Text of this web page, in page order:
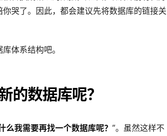
哭了。因此，都会建议先将数据库的链接关
体系结构吧。
的数据库呢？
么我需要再找一个数据库呢？ ”。虽然这样不